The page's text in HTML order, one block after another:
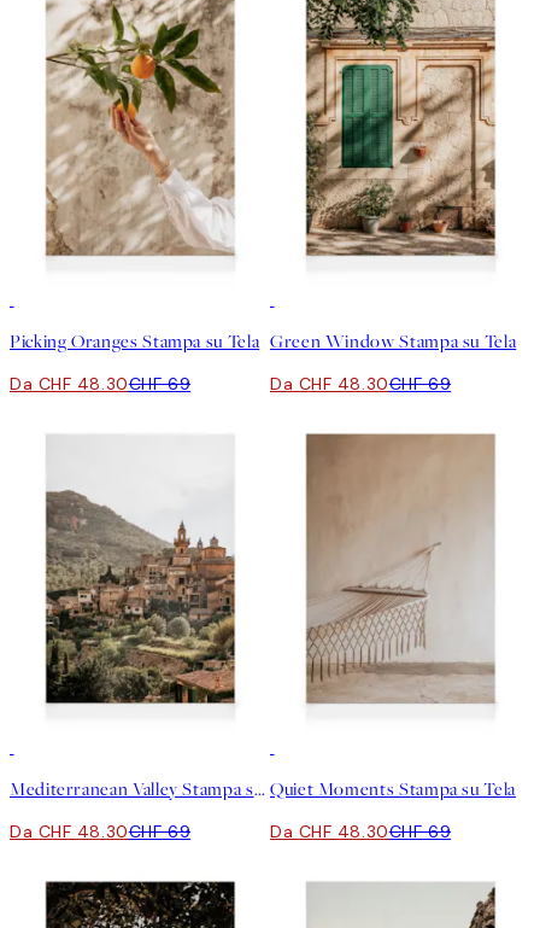
Picking Oranges Stampa su Tela
Da CHF 48.30CHF 69
Green Window Stampa su Tela
Da CHF 48.30CHF 69
Mediterranean Valley Stampa su Tela
Da CHF 48.30CHF 69
Quiet Moments Stampa su Tela
Da CHF 48.30CHF 69